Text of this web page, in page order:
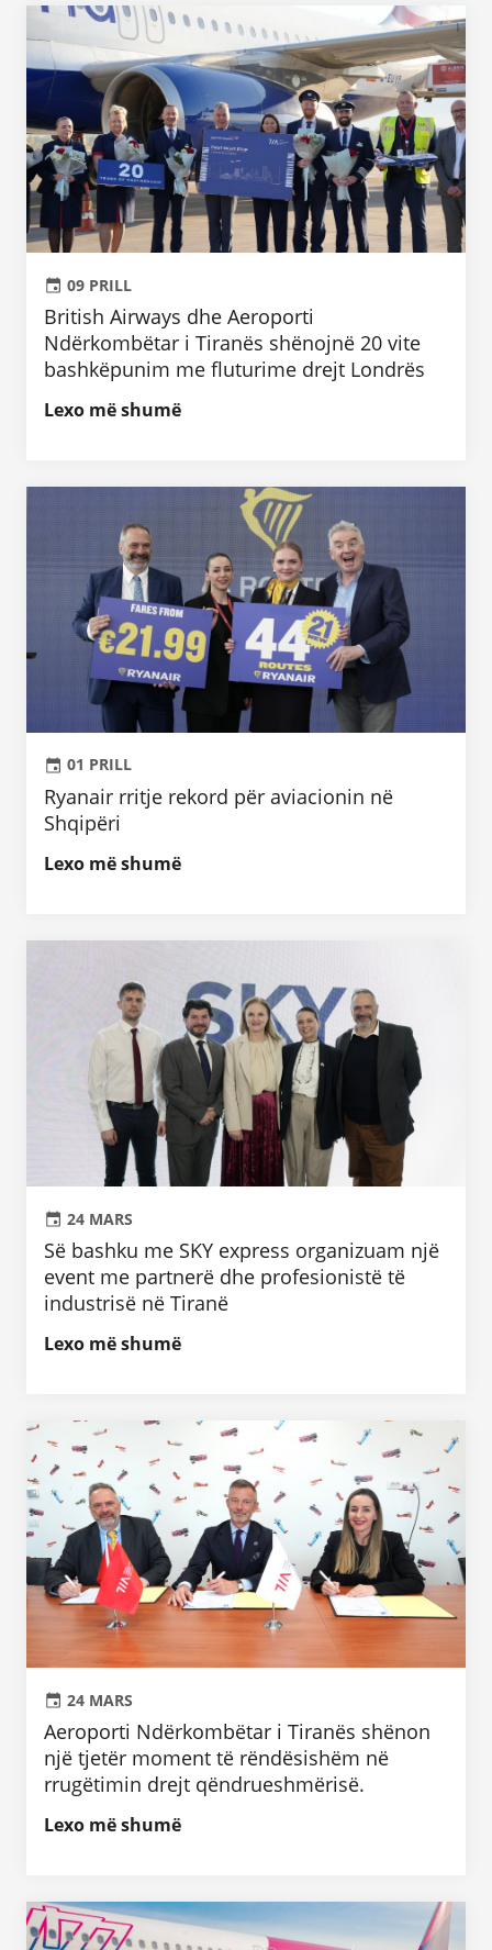
09 PRILL
British Airways dhe Aeroporti
Ndërkombëtar i Tiranës shënojnë 20 vite
bashkëpunim me fluturime drejt Londrës
Lexo më shumë
01 PRILL
Ryanair rritje rekord për aviacionin në
Shqipëri
Lexo më shumë
24 MARS
Së bashku me SKY express organizuam një
event me partnerë dhe profesionistë të
industrisë në Tiranë
Lexo më shumë
24 MARS
Aeroporti Ndërkombëtar i Tiranës shënon
një tjetër moment të rëndësishëm në
rrugëtimin drejt qëndrueshmërisë.
Lexo më shumë